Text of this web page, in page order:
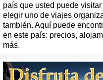
país que usted puede
elegir uno de viajes
también. Aquí puede
en este país: precios,
más.